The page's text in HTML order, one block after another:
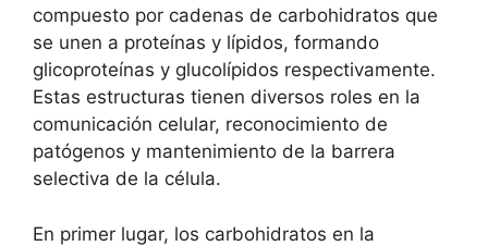
⁢compuesto por cadenas​ de carbohidratos que
se‍ unen a ⁤proteínas y lípidos, formando⁤
glicoproteínas y glucolípidos respectivamente.
Estas estructuras tienen diversos roles ⁣en‍ la
comunicación celular, reconocimiento de
patógenos y mantenimiento⁢ de ⁣la barrera
selectiva de la ⁢célula.
En ⁢primer lugar, los‍ carbohidratos en la